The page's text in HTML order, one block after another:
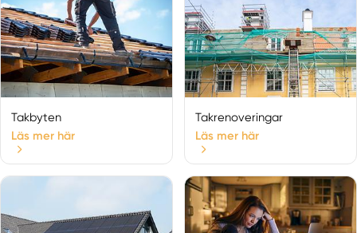
Takbyten
Läs mer här
Takrenoveringar
Läs mer här